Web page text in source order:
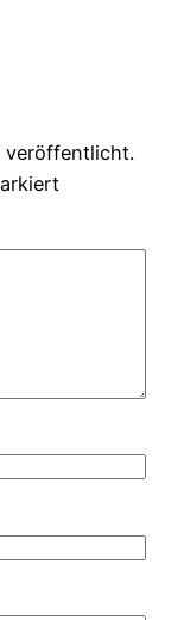
veröffentlicht.